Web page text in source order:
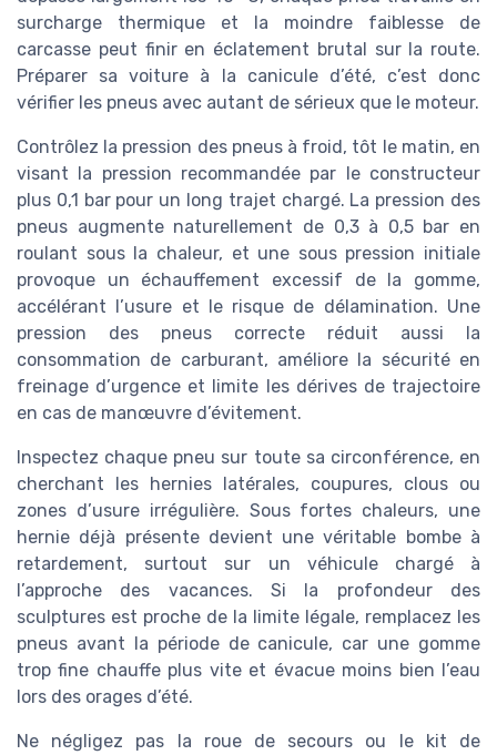
surcharge thermique et la moindre faiblesse de
carcasse peut finir en éclatement brutal sur la route.
Préparer sa voiture à la canicule d’été, c’est donc
vérifier les pneus avec autant de sérieux que le moteur.
Contrôlez la pression des pneus à froid, tôt le matin, en
visant la pression recommandée par le constructeur
plus 0,1 bar pour un long trajet chargé. La pression des
pneus augmente naturellement de 0,3 à 0,5 bar en
roulant sous la chaleur, et une sous pression initiale
provoque un échauffement excessif de la gomme,
accélérant l’usure et le risque de délamination. Une
pression des pneus correcte réduit aussi la
consommation de carburant, améliore la sécurité en
freinage d’urgence et limite les dérives de trajectoire
en cas de manœuvre d’évitement.
Inspectez chaque pneu sur toute sa circonférence, en
cherchant les hernies latérales, coupures, clous ou
zones d’usure irrégulière. Sous fortes chaleurs, une
hernie déjà présente devient une véritable bombe à
retardement, surtout sur un véhicule chargé à
l’approche des vacances. Si la profondeur des
sculptures est proche de la limite légale, remplacez les
pneus avant la période de canicule, car une gomme
trop fine chauffe plus vite et évacue moins bien l’eau
lors des orages d’été.
Ne négligez pas la roue de secours ou le kit de